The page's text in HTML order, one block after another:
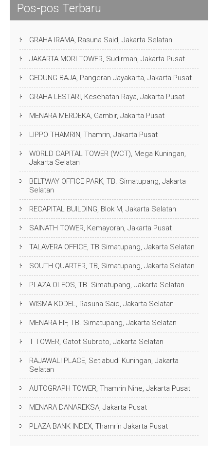
Pos-pos Terbaru
GRAHA IRAMA, Rasuna Said, Jakarta Selatan
JAKARTA MORI TOWER, Sudirman, Jakarta Pusat
GEDUNG BAJA, Pangeran Jayakarta, Jakarta Pusat
GRAHA LESTARI, Kesehatan Raya, Jakarta Pusat
MENARA MERDEKA, Gambir, Jakarta Pusat
LIPPO THAMRIN, Thamrin, Jakarta Pusat
WORLD CAPITAL TOWER (WCT), Mega Kuningan,
Jakarta Selatan
BELTWAY OFFICE PARK, TB. Simatupang, Jakarta
Selatan
RECAPITAL BUILDING, Blok M, Jakarta Selatan
SAINATH TOWER, Kemayoran, Jakarta Pusat
TALAVERA OFFICE, TB Simatupang, Jakarta Selatan
SOUTH QUARTER, TB, Simatupang, Jakarta Selatan
PLAZA OLEOS, TB. Simatupang, Jakarta Selatan
WISMA KODEL, Rasuna Said, Jakarta Selatan
MENARA FIF, TB. Simatupang, Jakarta Selatan
T TOWER, Gatot Subroto, Jakarta Selatan
RAJAWALI PLACE, Setiabudi Kuningan, Jakarta
Selatan
AUTOGRAPH TOWER, Thamrin Nine, Jakarta Pusat
MENARA DANAREKSA, Jakarta Pusat
PLAZA BANK INDEX, Thamrin Jakarta Pusat